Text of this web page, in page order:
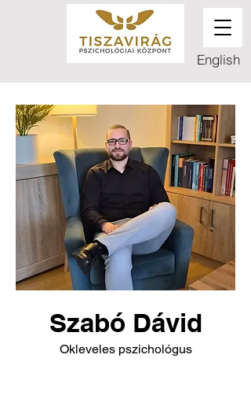
English
Szabó Dávid
Okleveles pszichológus